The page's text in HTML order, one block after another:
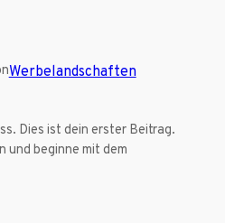
Werbelandschaften
Dies ist dein erster Beitrag.
und beginne mit dem